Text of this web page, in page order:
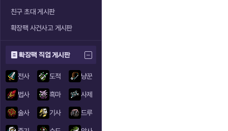
친구 초대 게시판
확장팩 사건사고 게시판
확장팩 직업 게시판
전사 도적 냥꾼
법사 흑마 사제
술사 기사 드루